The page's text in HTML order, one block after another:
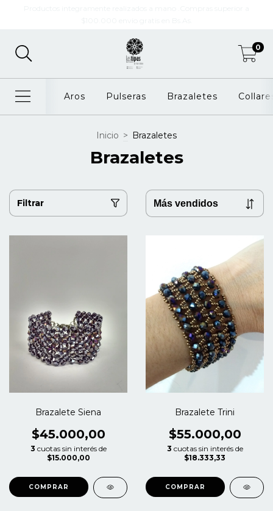
0
Aros Pulseras Brazaletes
Inicio > Brazaletes
Brazaletes
Filtrar
Brazalete Siena
$45.000,00
3 cuotas sin interés de
$15.000,00
Brazalete Trini
$55.000,00
3 cuotas sin interés de
$18.333,33